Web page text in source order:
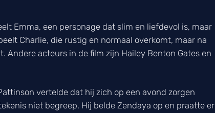
Emma, een personage dat slim en liefdevol is, maar
Charlie, die rustig en normaal overkomt, maar na
acteurs in de film zijn Hailey Benton Gates en
vertelde dat hij zich op een avond zorgen
niet begreep. Hij belde Zendaya op en praatte er